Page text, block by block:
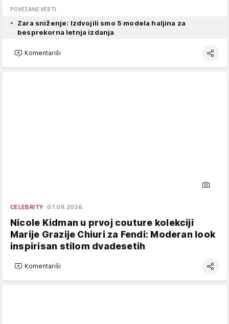
POVEZANE VESTI
Zara sniženje: Izdvojili smo 5 modela haljina za
besprekorna letnja izdanja
Komentariši
CELEBRITY 07.08.2026.
Nicole Kidman u prvoj couture kolekciji
Marije Grazije Chiuri za Fendi: Moderan look
inspirisan stilom dvadesetih
Komentariši